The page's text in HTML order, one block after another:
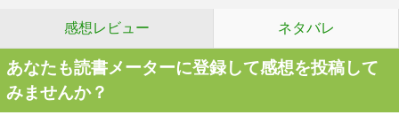
感想レビュー ネタバレ
あなたも読書メーターに登録して感想を投稿して
みませんか？